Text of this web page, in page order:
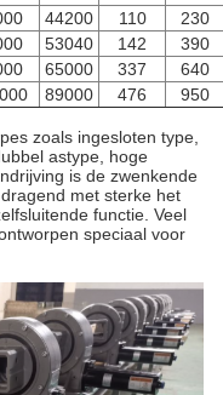
44200 110
230
53040 142
390
65000 337
640
89000 476 950
zoals ingesloten type,
astype, hoge
is de zwenkende
met sterke het
functie. Veel
speciaal voor